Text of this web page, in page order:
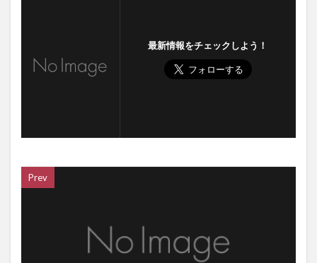
最新情報をチェックしよう！
Prev